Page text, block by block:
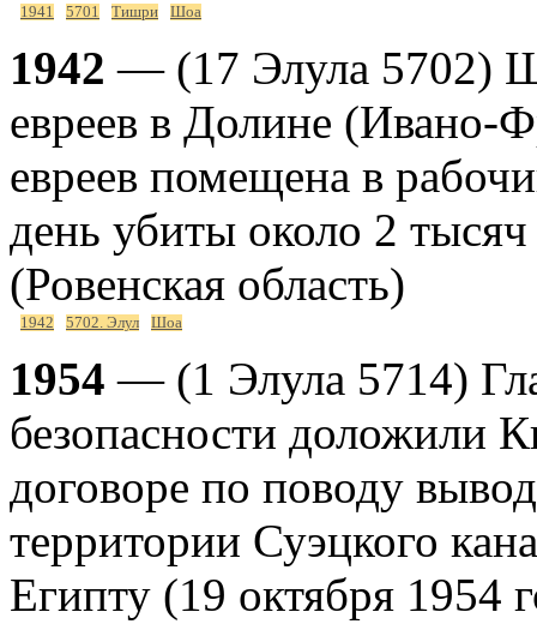
1941 5701 Тишри Шоа
1942 — (17 Элула 5702)
евреев в Долине (Ивано-
евреев помещена в
день убиты около 2
(Ровенская область)
1942 5702. Элул Шоа
1954 — (1 Элула 5714)
безопасности доложили
договоре по поводу
территории Суэцкого
Египту (19 октября 1954